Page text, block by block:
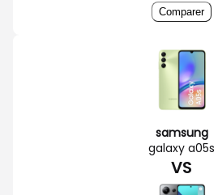
Comparer
samsung
galaxy a05s
VS